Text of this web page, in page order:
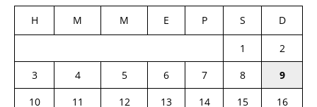
H M M E P S D
1
2
3
4 5 6 7 8
9
10
11 12 13 14 15
16